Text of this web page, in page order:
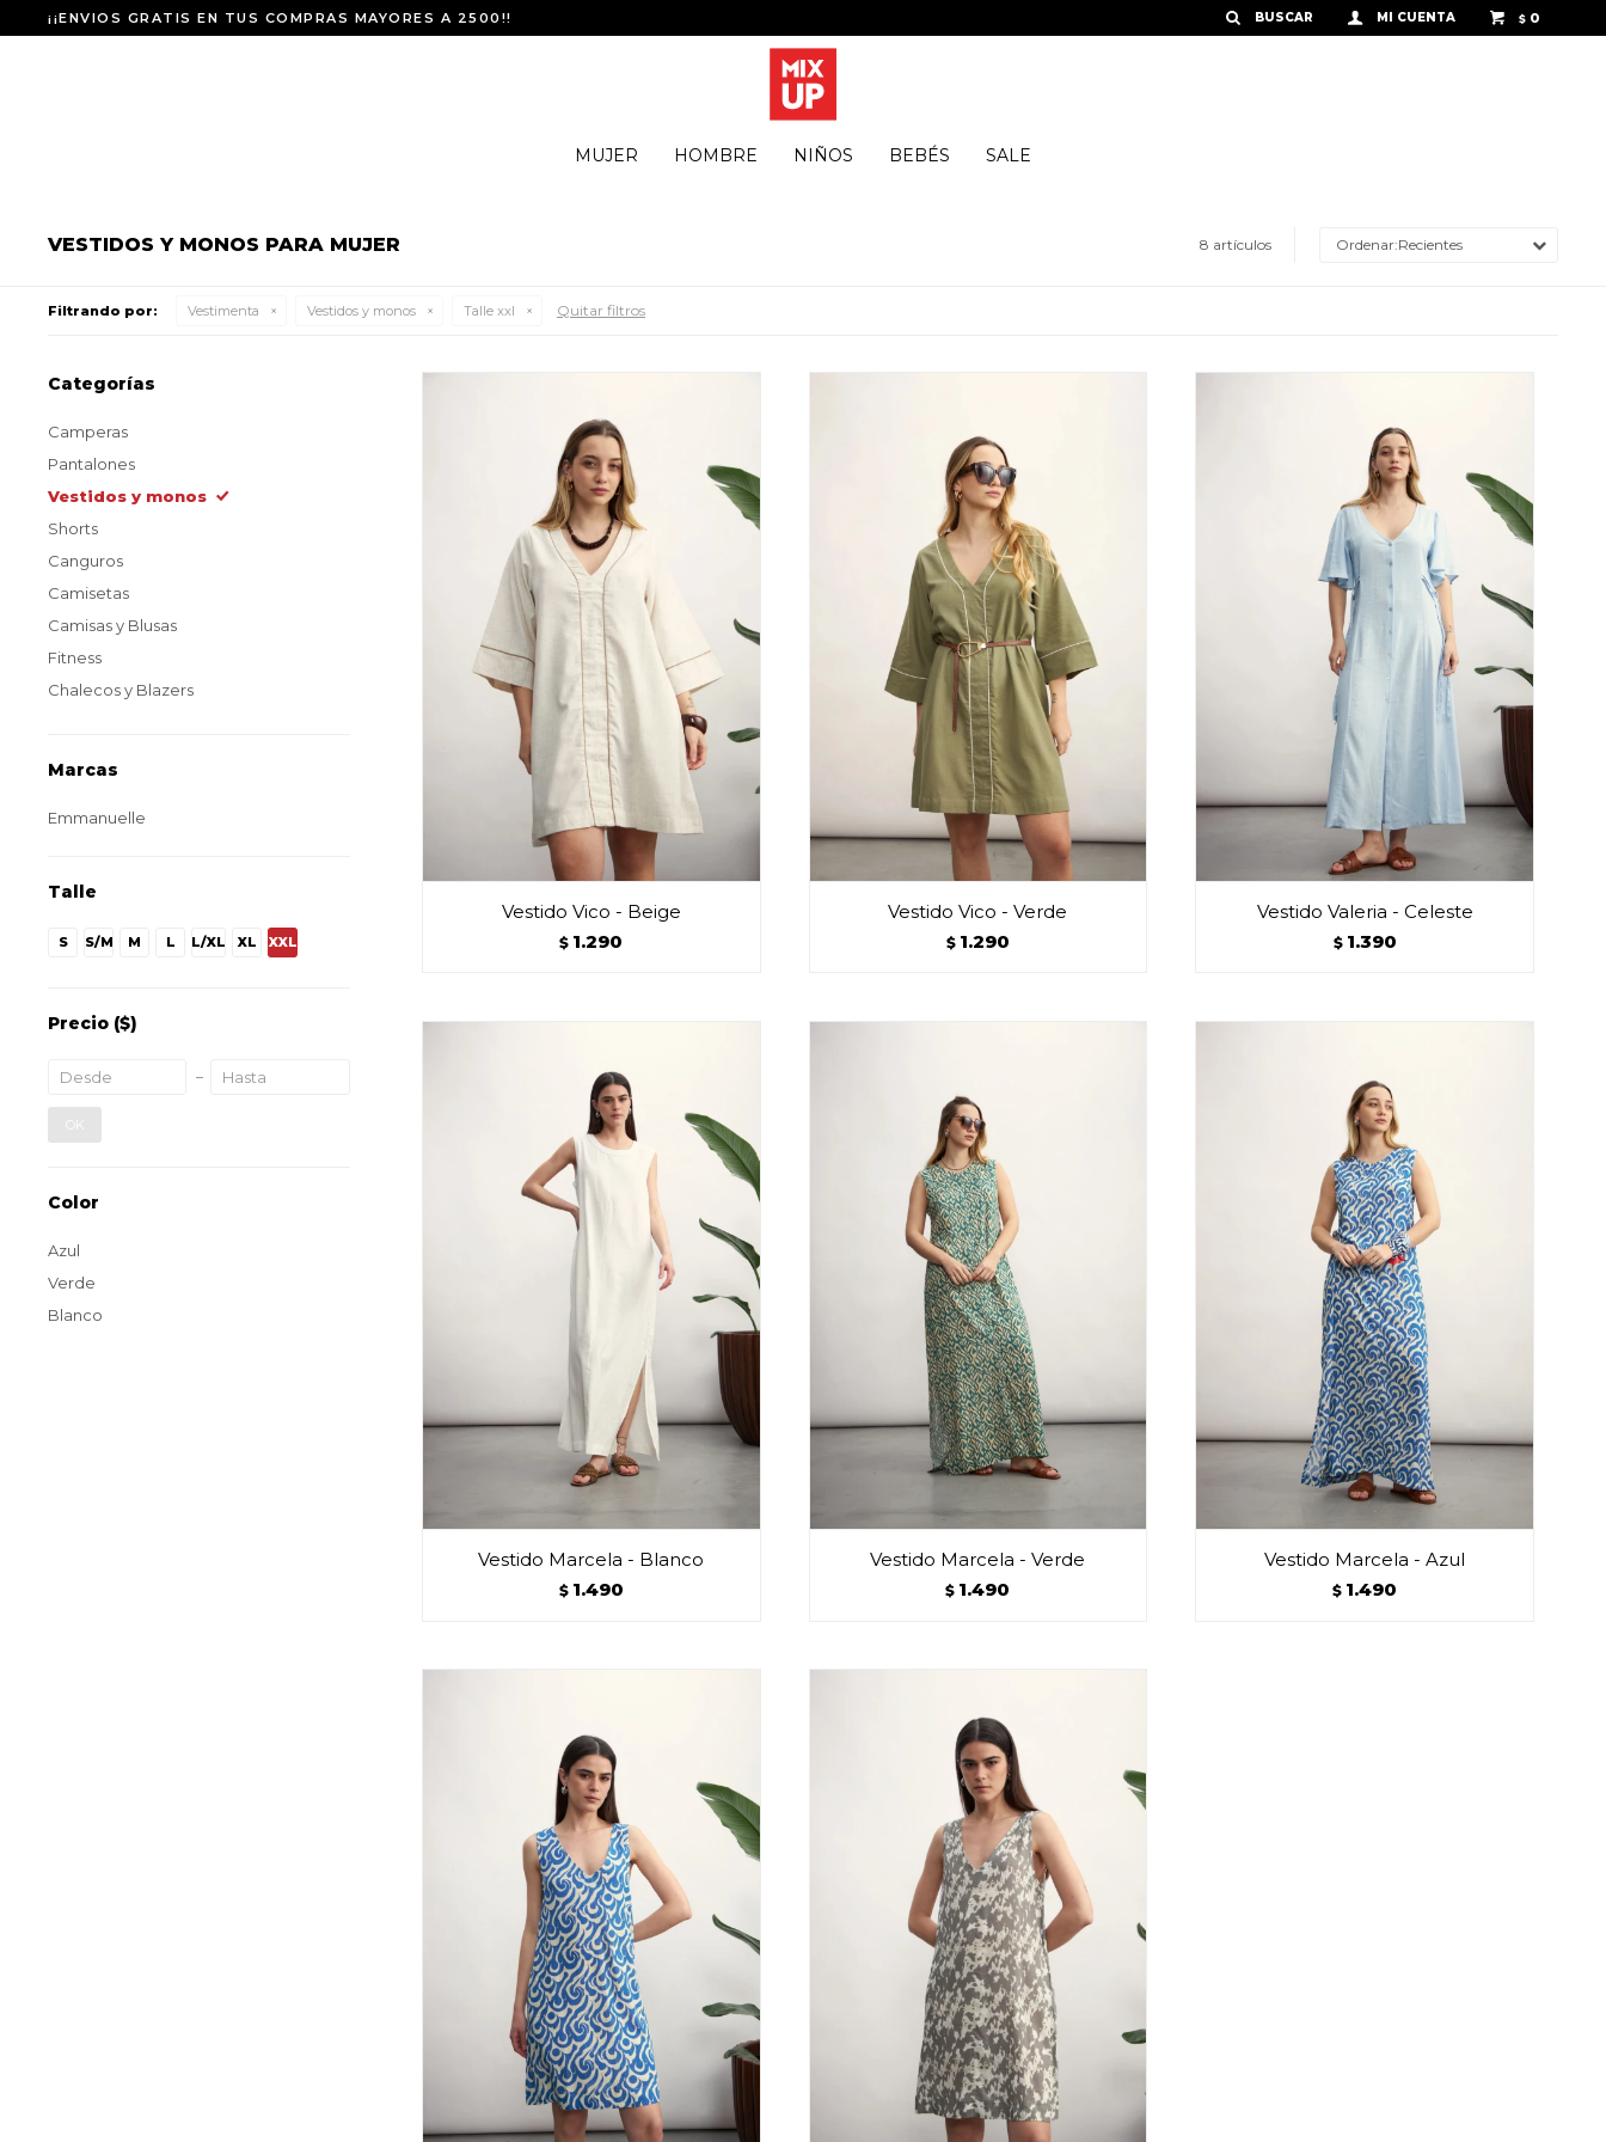
MUJER HOMBRE NIÑOS BEBÉS SALE
$ 0
¡¡ENVIOS GRATIS EN TUS COMPRAS MAYORES A 2500!!
VESTIDOS Y MONOS PARA MUJER 8 artículos Recientes
Filtrando por: Vestimenta Vestidos y monos Talle xxl Quitar filtros
Vestido Vico - Beige
$ 1.290
Vestido Vico - Verde
$ 1.290
Vestido Valeria - Celeste
$ 1.390
Vestido Marcela - Blanco
$ 1.490
Vestido Marcela - Verde
$ 1.490
Vestido Marcela - Azul
$ 1.490
Categorías
Camperas
Pantalones
Vestidos y monos
Shorts
Canguros
Camisetas
Camisas y Blusas
Fitness
Chalecos y Blazers
Marcas
Emmanuelle
Talle
S S/M M L L/XL XL XXL
Precio ($)
OK
Color
Azul
Verde
Blanco